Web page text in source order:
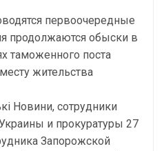
первоочередные
продолжаются обыски в
таможенного поста
жительства
Новини, сотрудники
и прокуратуры 27
Запорожской